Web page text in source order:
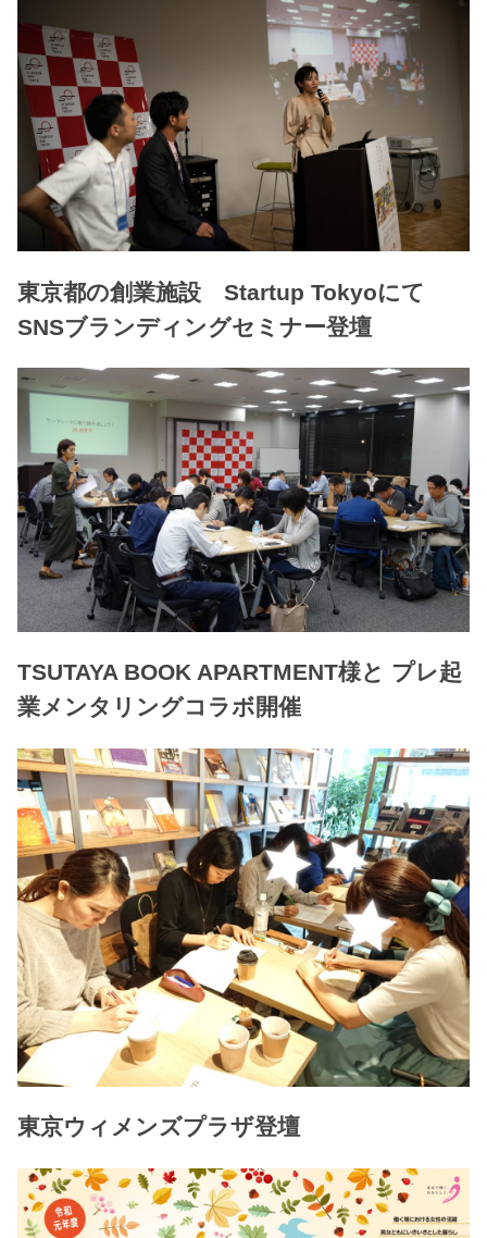
東京都の創業施設 Startup Tokyoにて
SNSブランディングセミナー登壇
TSUTAYA BOOK APARTMENT様と プレ起
業メンタリングコラボ開催
東京ウィメンズプラザ登壇